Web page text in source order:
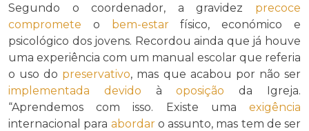
Segundo o coordenador, a gravidez precoce
compromete o bem-estarfísico, económico e
psicológico dos jovens. Recordou ainda que já houve
uma experiência com um manual escolar que referia
o uso do preservativo, mas que acabou por não ser
implementada
devido àoposição da Igreja.
“Aprendemos com isso. Existe uma exigência
internacional para abordaro assunto, mas tem de ser